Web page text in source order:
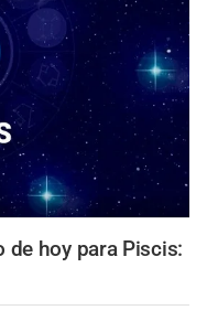
de hoy para Piscis: